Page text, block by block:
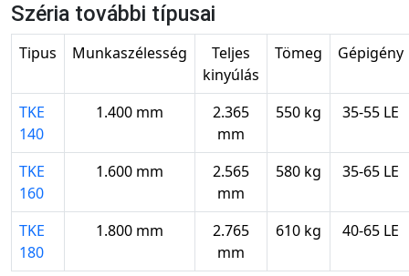
Széria további típusai
Tipus Munkaszélesség
Teljes
kinyúlás
Tömeg Gépigény
TKE
140
1.400 mm
2.365
mm
550 kg 35-55 LE
TKE
160
1.600 mm
2.565
mm
580 kg 35-65 LE
TKE
180
1.800 mm
2.765
mm
610 kg 40-65 LE